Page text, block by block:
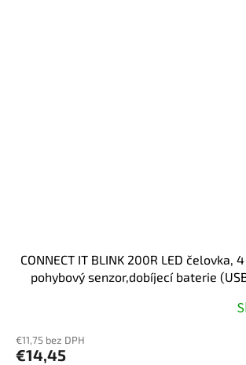
CONNECT IT BLINK 200R LED čelovka,
pohybový senzor,dobíjecí baterie
€11,75 bez DPH
€14,45